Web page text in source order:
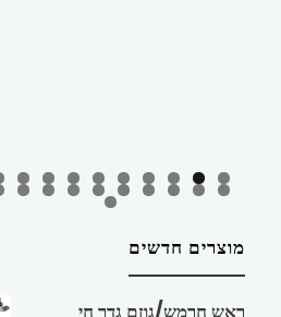
מוצרים חדשים
ראש חרמש/גוזם גדר חי